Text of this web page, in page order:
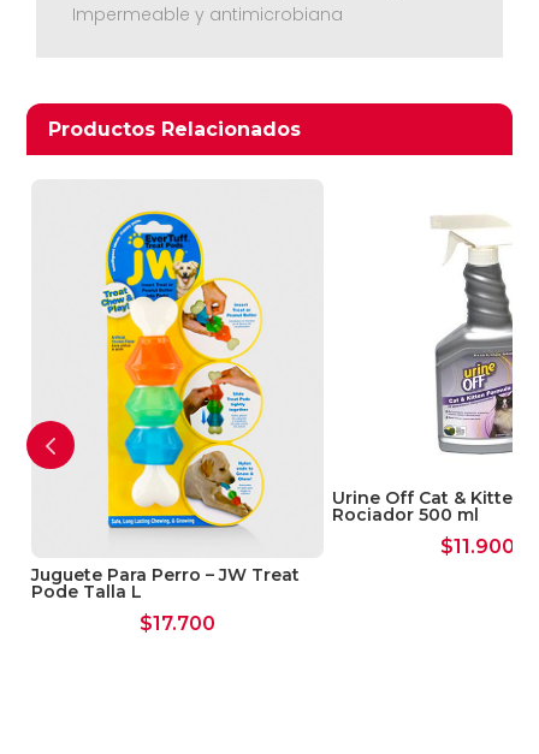
Impermeable y antimicrobiana
Productos Relacionados
Productos relacionados
Juguete Para Perro – JW Treat
Pode Talla L
$17.700
Urine Off Cat & Kitten
Rociador 500 ml
$11.900